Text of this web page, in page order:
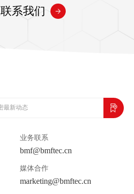
联系我们
业务联系
bmf@bmftec.cn
媒体合作
marketing@bmftec.cn